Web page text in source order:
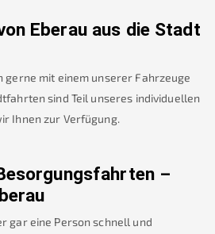
Eberau aus die Stadt
gerne mit einem unserer Fahrzeuge
sind Teil unseres individuellen
Ihnen zur Verfügung.
–
gar eine Person schnell und